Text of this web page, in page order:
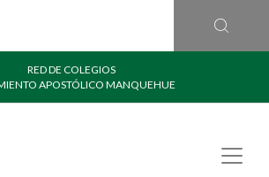
RED DE COLEGIOS
APOSTÓLICO MANQUEHUE